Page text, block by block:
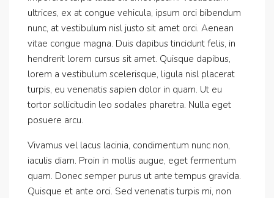
ultrices, ex at congue vehicula, ipsum orci bibendum
nunc, at vestibulum nisl justo sit amet orci. Aenean
vitae congue magna. Duis dapibus tincidunt felis, in
hendrerit lorem cursus sit amet. Quisque dapibus,
lorem a vestibulum scelerisque, ligula nisl placerat
turpis, eu venenatis sapien dolor in quam. Ut eu
tortor sollicitudin leo sodales pharetra. Nulla eget
posuere arcu.
Vivamus vel lacus lacinia, condimentum nunc non,
iaculis diam. Proin in mollis augue, eget fermentum
quam. Donec semper purus ut ante tempus gravida.
Quisque et ante orci. Sed venenatis turpis mi, non